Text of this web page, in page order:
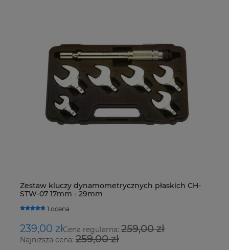
Zestaw kluczy dynamometrycznych płaskich CH-
STW-07 17mm - 29mm
1 ocena
239,00 złCena regularna: 259,00 zł
Najniższa cena: 259,00 zł